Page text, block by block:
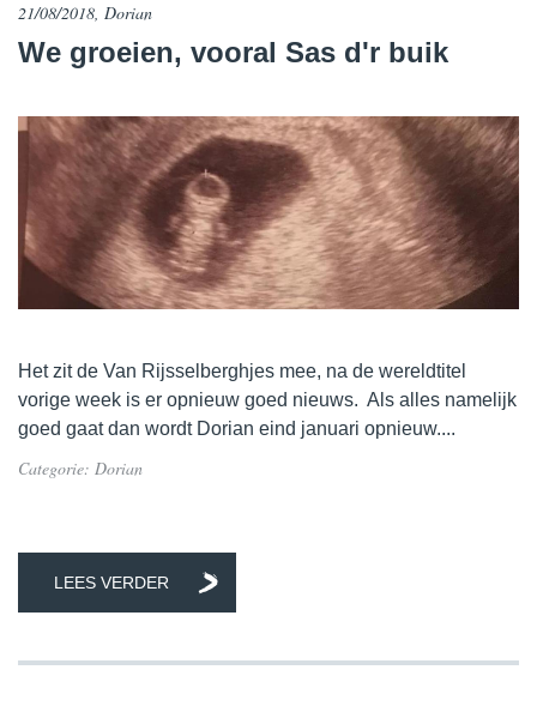
21/08/2018, Dorian
We groeien, vooral Sas d'r buik
Het zit de Van Rijsselberghjes mee, na de wereldtitel
vorige week is er opnieuw goed nieuws. Als alles namelijk
goed gaat dan wordt Dorian eind januari opnieuw....
Categorie: Dorian
LEES VERDER